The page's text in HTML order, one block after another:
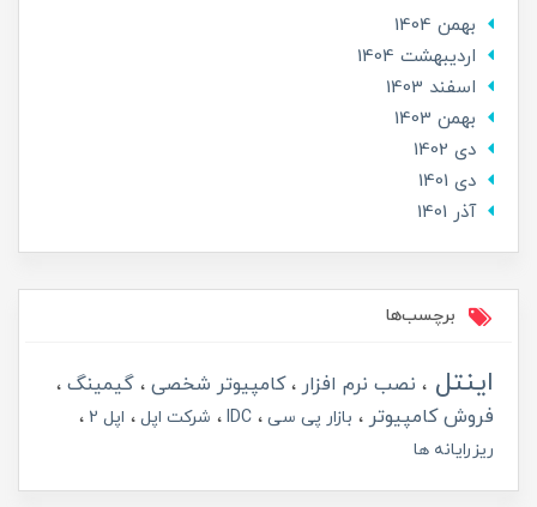
بهمن 1404
ارديبهشت 1404
اسفند 1403
بهمن 1403
دی 1402
دی 1401
آذر 1401
برچسب‌ها
اینتل نصب نرم افزار کامپیوتر شخصی
گیمینگ
فروش کامپیوتر
بازار پی سی IDC شرکت اپل
اپل 2
ریزرایانه ها